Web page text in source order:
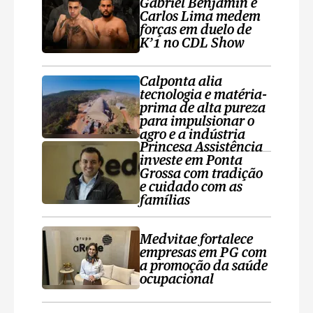
Gabriel Benjamin e
Carlos Lima medem
forças em duelo de
K’1 no CDL Show
Calponta alia
tecnologia e matéria-
prima de alta pureza
para impulsionar o
agro e a indústria
Princesa Assistência
investe em Ponta
Grossa com tradição
e cuidado com as
famílias
Medvitae fortalece
empresas em PG com
a promoção da saúde
ocupacional